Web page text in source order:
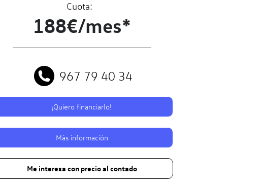
Cuota:
188€/mes*
967 79 40 34
¡Quiero financiarlo!
Más información
Me interesa con precio al contado